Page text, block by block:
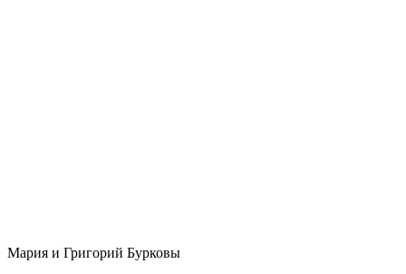
Мария и Григорий Бурковы